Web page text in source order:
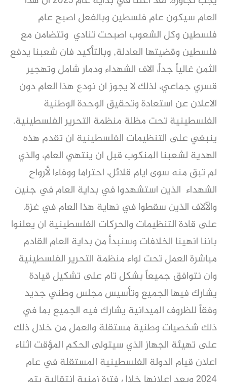
العام سيكون عام فلسطين وبالفعل اصبح عام
فلسطين وكل الشعوب اصبحت تنادي وتتضامن مع
فلسطين وقضيتها العادلة, وبالتأكيد فان شعبنا يدفع
الثمن غالياً جداً، الاف الشهداء ودمار شامل وتهجير
قسري جماعي، لذلك لا يجوز ان نودع هذا العام دون
الاعلان عن استعادة وتحقيق الوحدة الوطنية
الفلسطينية تحت مظلة منظمة التحرير الفلسطينية.
ينبغي على التنظيمات الفلسطينية ان تقدم هذه
الهدية لشعبنا المنكوب قبل ان ينتهي العام، والذي
لم تبق منه سوى ايام قلائل، احتراما ووفاءا لأرواح
الشهداء الذين استشهدوا في بداية العام في جنين
والآلاف الذين سقطوا في نهاية هذا العام في غزة.
على قادة التنظيمات والحركات الفلسطينية ان يعلنوا
باننا انهينا الخلافات وسنبدأ من بداية العام القادم
مباشرة العمل تحت لواء منظمة التحرير الفلسطينية
وان نتوافق جميعاً بشكل تام على تشكيل قيادة
يشارك فيها الجميع وتأسيس مجلس وطني جديد
وفقاً للظروف الميدانية يشارك فيه الجميع بما في
ذلك شخصيات وطنية مستقلة والعمل من خلال ذلك
على تهيئة الجهاز الذي سيتولى الحكم المؤقت اثناء
اعلان قيام الدولة الفلسطينية المستقلة في عام